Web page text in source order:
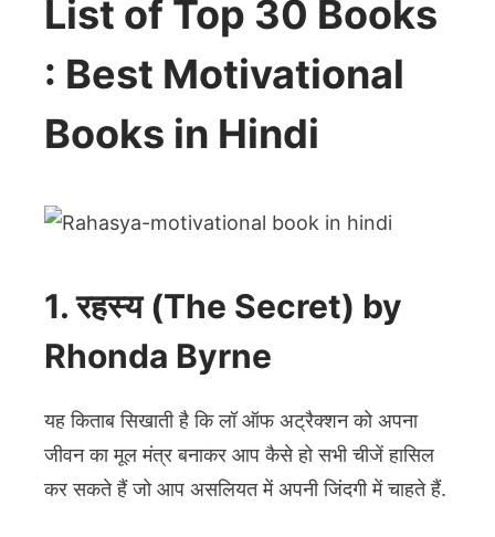
List of Top 30 Books
: Best Motivational
Books in Hindi
1. रहस्य (The Secret) by
Rhonda Byrne
यह किताब सिखाती है कि लॉ ऑफ अट्रैक्शन को अपना
जीवन का मूल मंत्र बनाकर आप कैसे हो सभी चीजें हासिल
कर सकते हैं जो आप असलियत में अपनी जिंदगी में चाहते हैं.